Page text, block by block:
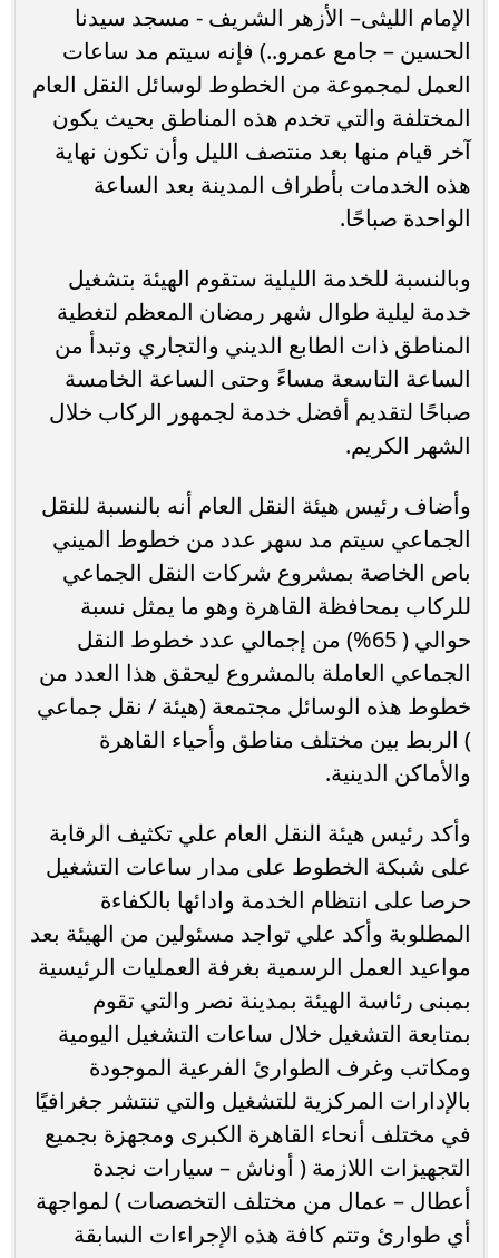
الإمام الليثى– الأزهر الشريف - مسجد سيدنا
الحسين – جامع عمرو..) فإنه سيتم مد ساعات
العمل لمجموعة من الخطوط لوسائل النقل العام
المختلفة والتي تخدم هذه المناطق بحيث يكون
آخر قيام منها بعد منتصف الليل وأن تكون نهاية
هذه الخدمات بأطراف المدينة بعد الساعة
الواحدة صباحًا.
وبالنسبة للخدمة الليلية ستقوم الهيئة بتشغيل
خدمة ليلية طوال شهر رمضان المعظم لتغطية
المناطق ذات الطابع الديني والتجاري وتبدأ من
الساعة التاسعة مساءً وحتى الساعة الخامسة
صباحًا لتقديم أفضل خدمة لجمهور الركاب خلال
الشهر الكريم.
وأضاف رئيس هيئة النقل العام أنه بالنسبة للنقل
الجماعي سيتم مد سهر عدد من خطوط الميني
باص الخاصة بمشروع شركات النقل الجماعي
للركاب بمحافظة القاهرة وهو ما يمثل نسبة
حوالي ( 65%) من إجمالي عدد خطوط النقل
الجماعي العاملة بالمشروع ليحقق هذا العدد من
خطوط هذه الوسائل مجتمعة (هيئة / نقل جماعي
) الربط بين مختلف مناطق وأحياء القاهرة
والأماكن الدينية.
وأكد رئيس هيئة النقل العام علي تكثيف الرقابة
على شبكة الخطوط على مدار ساعات التشغيل
حرصا على انتظام الخدمة وادائها بالكفاءة
المطلوبة وأكد علي تواجد مسئولين من الهيئة بعد
مواعيد العمل الرسمية بغرفة العمليات الرئيسية
بمبنى رئاسة الهيئة بمدينة نصر والتي تقوم
بمتابعة التشغيل خلال ساعات التشغيل اليومية
ومكاتب وغرف الطوارئ الفرعية الموجودة
بالإدارات المركزية للتشغيل والتي تنتشر جغرافيًا
في مختلف أنحاء القاهرة الكبرى ومجهزة بجميع
التجهيزات اللازمة ( أوناش – سيارات نجدة
أعطال – عمال من مختلف التخصصات ) لمواجهة
أي طوارئ وتتم كافة هذه الإجراءات السابقة